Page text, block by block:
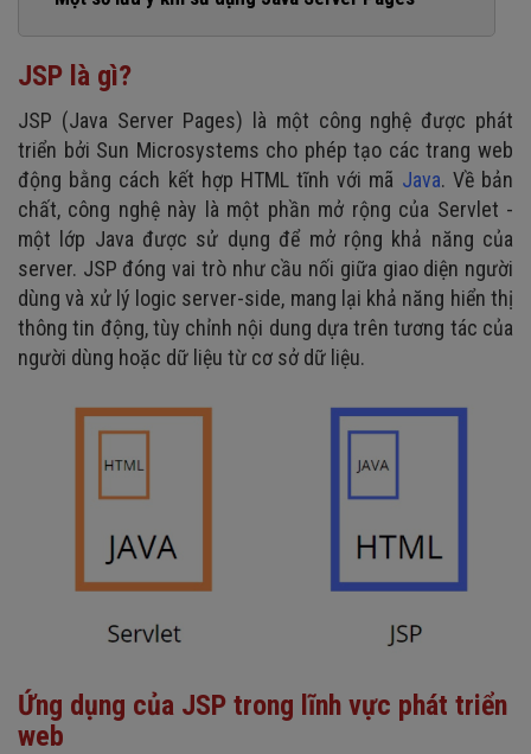
2. So sánh JSP với PHP, ASP.NET
JSP là gì?
JSP (Java Server Pages) là một công nghệ được phát
triển bởi Sun Microsystems cho phép tạo các trang web
động bằng cách kết hợp HTML tĩnh với mã Java. Về bản
chất, công nghệ này là một phần mở rộng của Servlet -
một lớp Java được sử dụng để mở rộng khả năng của
server. JSP đóng vai trò như cầu nối giữa giao diện người
dùng và xử lý logic server-side, mang lại khả năng hiển thị
thông tin động, tùy chỉnh nội dung dựa trên tương tác của
người dùng hoặc dữ liệu từ cơ sở dữ liệu.
Ứng dụng của JSP trong lĩnh vực phát triển
web